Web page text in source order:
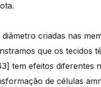
criadas nas
que os tecidos
tem efeitos diferentes
de células